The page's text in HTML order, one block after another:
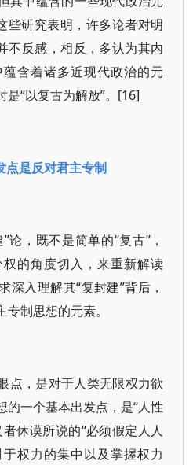
些研究表明，许多论者对明
不反感，相反，多认为其内
含着诸多近现代政治的元
“以复古为解放”。[16]
点是反对君主专制
论，既不是简单的“复古”，
的角度切入，来重新解读
深入理解其“复封建”背后，
制思想的元素。
点，是对于人类无限权力欲
的一个基本出发点，是“人性
休谟所说的“必须假定人人
权力的集中以及掌握权力